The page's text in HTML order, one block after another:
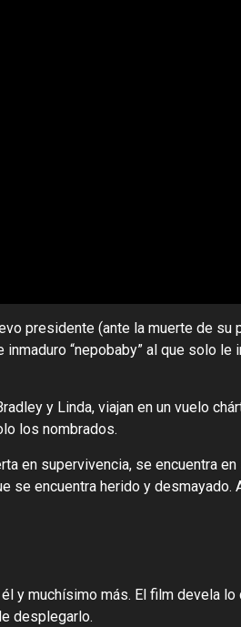
presidente (ante la muerte de su
inmaduro “nepobaby” al que solo
y Linda, viajan en un vuelo
los nombrados.
en supervivencia, se encuentra
se encuentra herido y
y muchísimo más. El film devela
desplegarlo.